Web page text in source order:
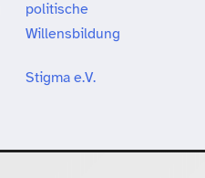
politische
Willensbildung
Stigma e.V.